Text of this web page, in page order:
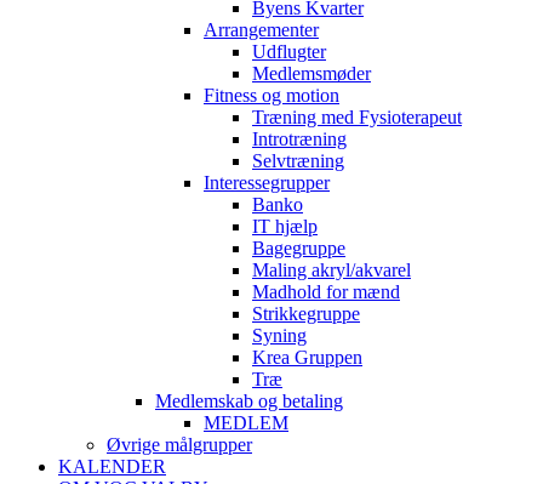
Byens Kvarter
Arrangementer
Udflugter
Medlemsmøder
Fitness og motion
Træning med Fysioterapeut
Introtræning
Selvtræning
Interessegrupper
Banko
IT hjælp
Bagegruppe
Maling akryl/akvarel
Madhold for mænd
Strikkegruppe
Syning
Krea Gruppen
Træ
Medlemskab og betaling
MEDLEM
Øvrige målgrupper
KALENDER